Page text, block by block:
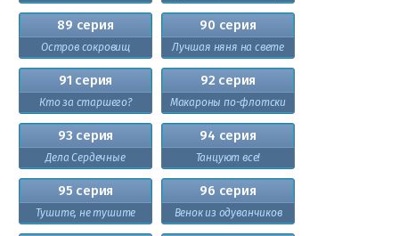
89 серия
Остров сокровищ
90 серия
Лучшая няня на свете
91 серия
Кто за старшего?
92 серия
Макароны по-флотски
93 серия
Дела Сердечные
94 серия
Танцуют все!
95 серия
Тушите, не тушите
96 серия
Венок из одуванчиков